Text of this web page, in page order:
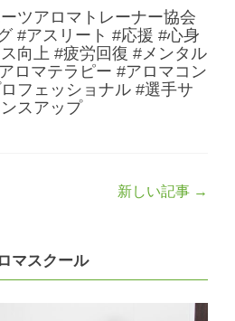
ツアロマトレーナー協会
#アスリート #応援 #心身
向上 #疲労回復 #メンタル
ロマテラピー #アロマコン
フェッショナル #選手サ
スアップ
新しい記事 →
マスクール